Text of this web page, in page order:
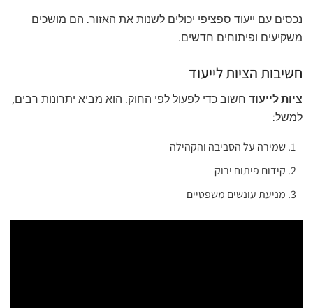
נכסים עם ייעוד ספציפי יכולים לשנות את האזור. הם מושכים
משקיעים ופיתוחים חדשים.
חשיבות הציות לייעוד
ציות לייעוד חשוב כדי לפעול לפי החוק. הוא מביא יתרונות רבים,
למשל:
שמירה על הסביבה והקהילה
קידום פיתוח ירוק
מניעת עונשים משפטיים